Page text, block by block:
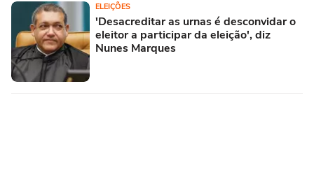
ELEIÇÕES
'Desacreditar as urnas é desconvidar o
eleitor a participar da eleição', diz
Nunes Marques